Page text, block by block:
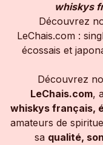
whiskys
Découvrez
LeChais.com :
écossais et
Découvrez
LeChais.com,
whiskys français,
amateurs de
sa qualité,